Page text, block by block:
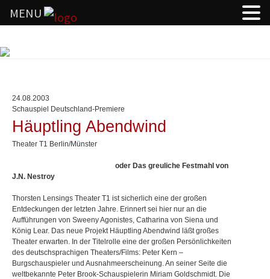
zum
24.08.2003
Schauspiel Deutschland-Premiere
Häuptling Abendwind
Theater T1 Berlin/Münster
oder Das greuliche Festmahl von
J.N. Nestroy
Thorsten Lensings Theater T1 ist sicherlich eine der großen
Entdeckungen der letzten Jahre. Erinnert sei hier nur an die
Aufführungen von Sweeny Agonistes, Catharina von Siena und
König Lear. Das neue Projekt Häuptling Abendwind läßt großes
Theater erwarten. In der Titelrolle eine der großen Persönlichkeiten
des deutschsprachigen Theaters/Films: Peter Kern –
Burgschauspieler und Ausnahmeerscheinung. An seiner Seite die
weltbekannte Peter Brook-Schauspielerin Miriam Goldschmidt. Die
MENU